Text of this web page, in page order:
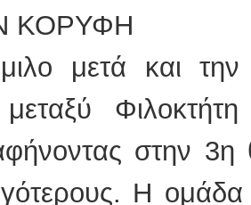
ΚΟΡΥΦΗ
μετά και την
μεταξύ
στην 3η
Η